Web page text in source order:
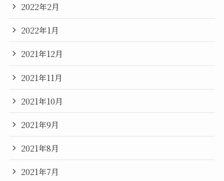
2022年2月
2022年1月
2021年12月
2021年11月
2021年10月
2021年9月
2021年8月
2021年7月